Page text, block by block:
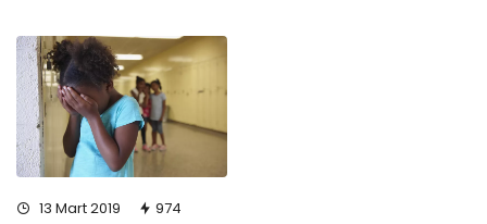
13 Mart 2019 974